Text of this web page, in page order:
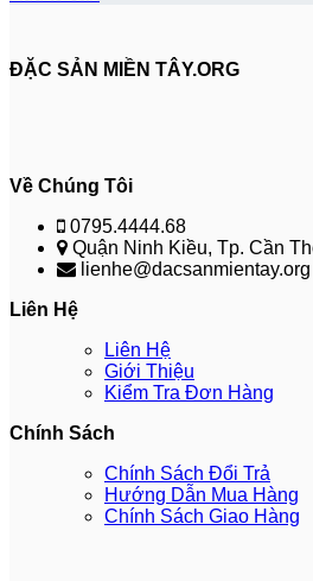
ĐẶC SẢN MIỀN TÂY.ORG
Về Chúng Tôi
0795.4444.68
Quận Ninh Kiều, Tp. Cần
lienhe@dacsanmientay.org
Liên Hệ
Liên Hệ
Giới Thiệu
Kiểm Tra Đơn Hàng
Chính Sách
Chính Sách Đổi Trả
Hướng Dẫn Mua Hàng
Chính Sách Giao Hàng